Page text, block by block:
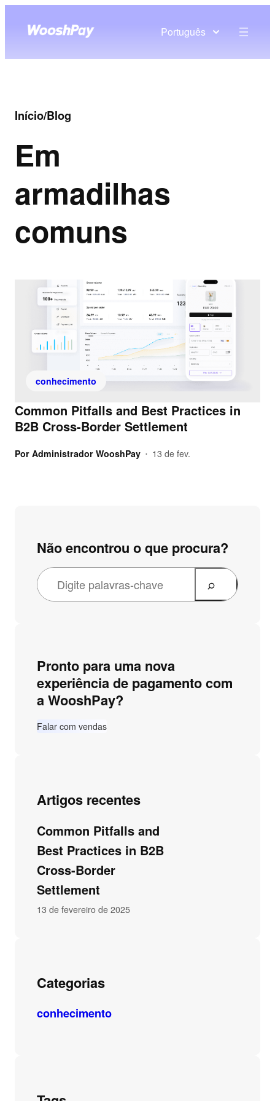
Português
Início/Blog
Em
armadilhas
comuns
conhecimento
Common Pitfalls and Best Practices in
B2B Cross-Border Settlement
Por Administrador WooshPay • 13 de fev.
Não encontrou o que procura?
Pronto para uma nova
experiência de pagamento com
a WooshPay?
Falar com vendas
Artigos recentes
Common Pitfalls and
Best Practices in B2B
Cross-Border
Settlement
13 de fevereiro de 2025
Categorias
conhecimento